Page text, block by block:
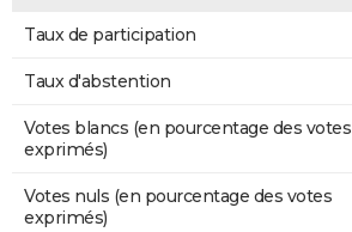
Taux de participation
Taux d'abstention
Votes blancs (en pourcentage des votes
exprimés)
Votes nuls (en pourcentage des votes
exprimés)